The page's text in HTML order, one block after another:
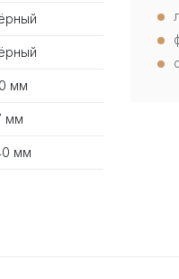
мм
мм
мм